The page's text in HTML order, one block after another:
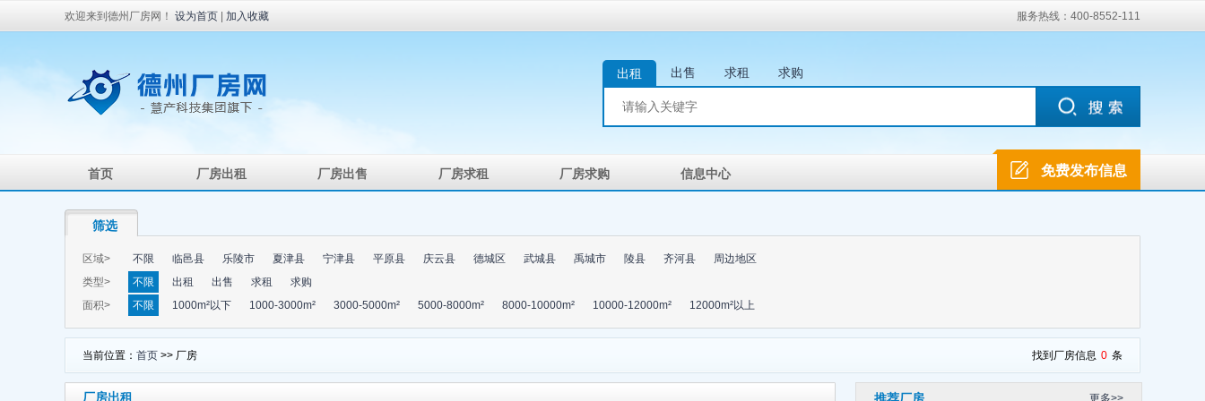
欢迎来到德州厂房网！ 设为首页 加入收藏 服务热线：400-8552-111
出租 出售 求租 求购
首页 厂房出租 厂房出售 厂房求租 厂房求购 信息中心 免费发布信息
筛选
区域> 不限 临邑县 乐陵市 夏津县 宁津县 平原县 庆云县 德城区 武城县 禹城市 陵县 齐河县
周边地区
类型>
不限 出租 出售 求租
求购
面积>
不限 1000m²以下 1000-3000m² 3000-5000m² 5000-8000m² 8000-10000m² 10000-12000m² 12000m²以上
当前位置： 首页 >> 厂房 找到厂房信息 0 条
厂房出租 更多>>